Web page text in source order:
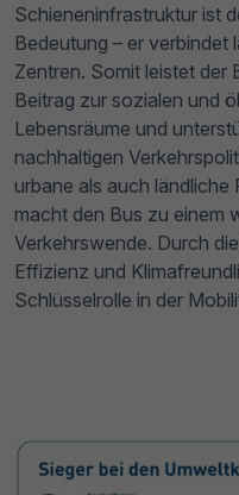
Schieneninfrastruktur ist
Bedeutung – er verbindet
Zentren. Somit leistet der
Beitrag zur sozialen und
Lebensräume und
nachhaltigen
urbane als auch
macht den Bus zu einem
Verkehrswende. Durch
Effizienz und
Schlüsselrolle in der